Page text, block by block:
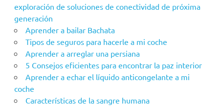
exploración de soluciones de conectividad de próxima
generación
Aprender a bailar Bachata
Tipos de seguros para hacerle a mi coche
Aprender a arreglar una persiana
5 Consejos eficientes para encontrar la paz interior
Aprender a echar el líquido anticongelante a mi
coche
Características de la sangre humana